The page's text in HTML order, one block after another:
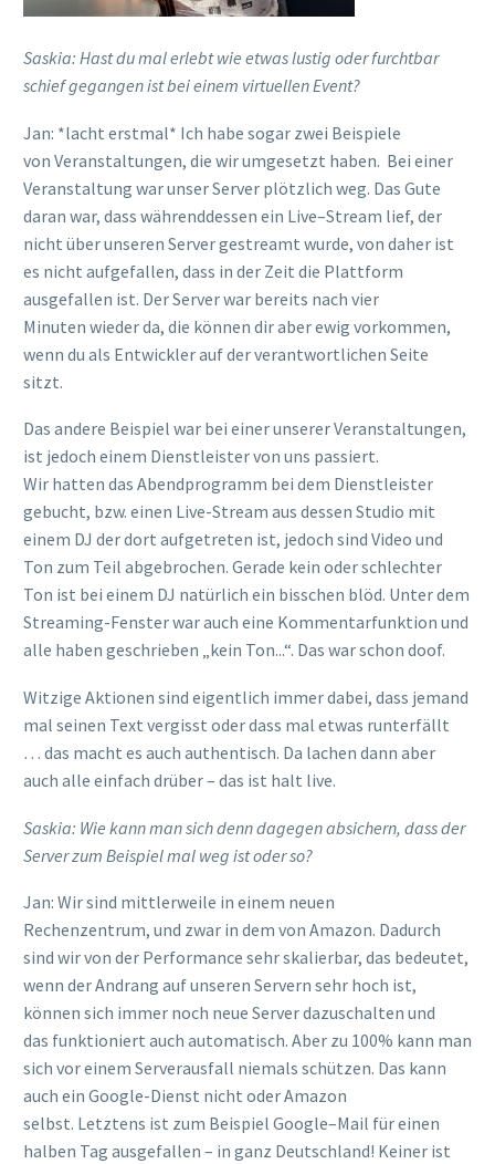
Saskia: Hast du mal erlebt wie etwas lustig oder furchtbar
schief gegangen istbei einem virtuellen Event?
Jan: *lacht erstmal* Ich habe sogar zwei Beispiele
von Veranstaltungen, die wir umgesetzt haben. Bei einer
Veranstaltung warunser Server plötzlich weg. Das Gute
daran war, dass währenddessen ein Live–Stream lief, der
nicht über unseren Servergestreamt wurde, von daher ist
es nicht aufgefallen, dass in der Zeit die Plattform
ausgefallen ist. Der Server war bereits nach vier
Minuten wieder da, die können dir aber ewig vorkommen,
wenn du als Entwickler auf der verantwortlichen Seite
sitzt.
Das andere Beispiel war bei einer unserer Veranstaltungen,
ist jedoch einem Dienstleister von uns passiert.
Wir hatten das Abendprogramm bei dem Dienstleister
gebucht, bzw. einen Live-Stream aus dessen Studio mit
einem DJ der dort aufgetreten ist, jedoch sind Video und
Ton zum Teil abgebrochen. Gerade kein oder schlechter
Ton ist bei einem DJ natürlich ein bisschen blöd. Unter dem
Streaming-Fenster war auch eine Kommentarfunktion und
alle haben geschrieben „kein Ton...“. Das war schon doof.
Witzige Aktionen sind eigentlich immer dabei, dass jemand
mal seinen Text vergisst oder dass mal etwas runterfällt
… das macht es auch authentisch. Da lachen dann aber
auch alle einfach drüber – das ist halt live.
Saskia: Wie kann man sich denndagegen absichern, dass der
Server zum Beispiel mal weg ist oder so?
Jan: Wir sind mittlerweile in einem neuen
Rechenzentrum, und zwar in dem von Amazon. Dadurch
sind wir von der Performance sehr skalierbar, das bedeutet,
wenn der Andrang auf unseren Servern sehr hoch ist,
können sich immer noch neue Server dazuschalten und
das funktioniert auch automatisch. Aber zu 100% kann man
sich vor einem Serverausfall niemals schützen. Das kann
auch ein Google-Dienst nicht oder Amazon
selbst. Letztens ist zum Beispiel Google–Mail für einen
halben Tag ausgefallen – in ganz Deutschland! Keiner ist